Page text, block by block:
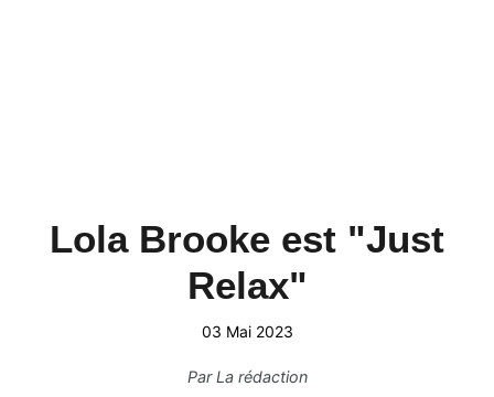
Lola Brooke est "Just
Relax"
03 Mai 2023
ParLa rédaction